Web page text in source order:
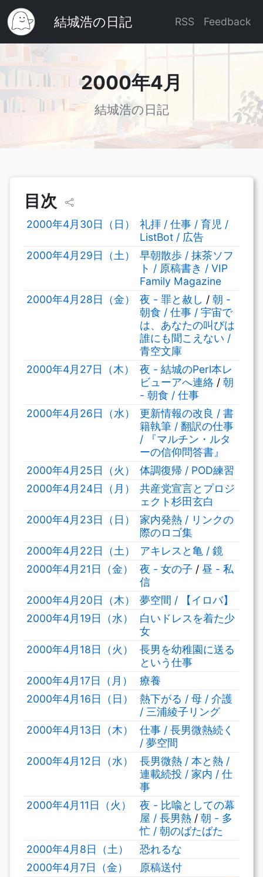
結城浩の日記 RSS Feedback
2000年4月
結城浩の日記
目次
2000年4月30日（日）
礼拝 / 仕事 / 育児 /
ListBot / 広告
2000年4月29日（土）
早朝散歩 / 抹茶ソフ
ト / 原稿書き / VIP
Family Magazine
2000年4月28日（金）
夜 - 罪と赦し / 朝 -
朝食 / 仕事 / 宇宙で
は、あなたの叫びは
誰にも聞こえない /
青空文庫
2000年4月27日（木）
夜 - 結城のPerl本レ
ビューアへ連絡 / 朝
- 朝食 / 仕事
2000年4月26日（水）
更新情報の改良 / 書
籍執筆 / 翻訳の仕事
/ 『マルチン・ルタ
ーの信仰問答書』
2000年4月25日（火）
体調復帰 / POD練習
2000年4月24日（月）
共産党宣言とプロジ
ェクト杉田玄白
2000年4月23日（日）
家内発熱 / リンクの
際のロゴ集
2000年4月22日（土）
アキレスと亀 / 鏡
2000年4月21日（金）
夜 - 女の子 / 昼 - 私
信
2000年4月20日（木）
夢空間 / 【イロバ】
2000年4月19日（水）
白いドレスを着た少
女
2000年4月18日（火）
長男を幼稚園に送る
という仕事
2000年4月17日（月）
療養
2000年4月16日（日）
熱下がる / 母 / 介護
/ 三浦綾子リング
2000年4月13日（木）
仕事 / 長男微熱続く
/ 夢空間
2000年4月12日（水）
長男微熱 / 本と熱 /
連載続投 / 家内 / 仕
事
2000年4月11日（火）
夜 - 比喩としての幕
屋 / 長男熱 / 朝 - 多
忙 / 朝のばたばた
2000年4月8日（土）
恐れるな
2000年4月7日（金）
原稿送付